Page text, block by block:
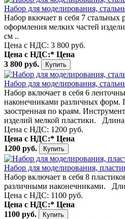
Набор для моделирования,
Набор вкючает в себя 7 стальных
оформления мелких частей
см ..
Цена с НДС: 3 800 руб.
Цена с НДС:* Цена
3 800 руб.
Набор для моделирования,
Набор включает в себя 6
наконечниками различных форм.
заостренная по краям.
изделий мелкой пластики.
Цена с НДС: 1200 руб.
Цена с НДС:* Цена
1200 руб.
Набор для моделирования,
Набор включает в себя 8
различными наконечниками.
Цена с НДС: 1100 руб.
Цена с НДС:* Цена
1100 руб.